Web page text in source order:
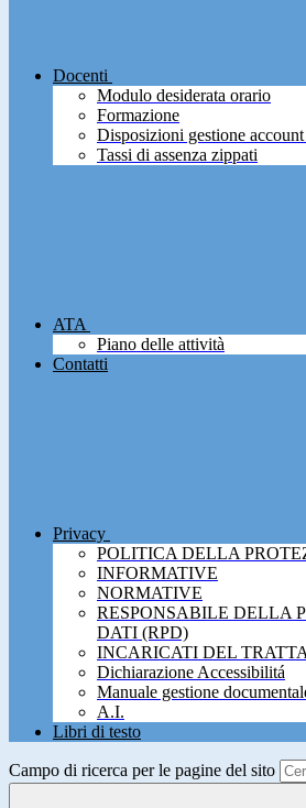
Docenti
Modulo desiderata orario
Formazione
Disposizioni gestione
Tassi di assenza zippati
ATA
Piano delle attività
Contatti
Privacy
POLITICA DELLA
INFORMATIVE
NORMATIVE
RESPONSABILE DELLA
DATI (RPD)
INCARICATI DEL
Dichiarazione Accessibilitá
Manuale gestione
A.I.
Libri di testo
Campo di ricerca per le pagine del sito